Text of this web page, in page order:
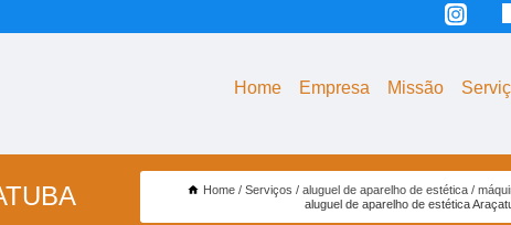
Home Empresa Missão
Home Serviços aluguel de aparelho de estética
aluguel de aparelho de estética